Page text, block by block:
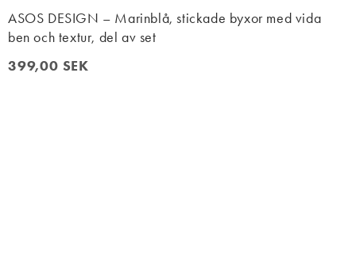
ASOS DESIGN – Marinblå, stickade byxor med vida
ben och textur, del av set
399,00 SEK
399,00 SEK